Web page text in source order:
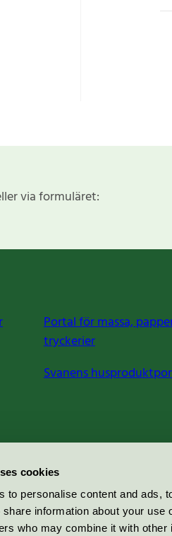
cookies
to personalise content and ads,
information about your
who may combine it with other
via formuläret:
Portal för massa,
tryckerier
Svanens